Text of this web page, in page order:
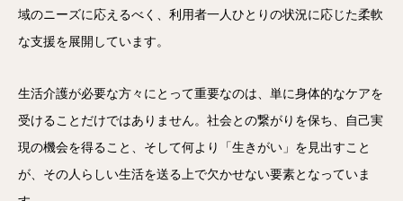
域のニーズに応えるべく、利用者一人ひとりの状況に応じた柔軟
な支援を展開しています。
生活介護が必要な方々にとって重要なのは、単に身体的なケアを
受けることだけではありません。社会との繋がりを保ち、自己実
現の機会を得ること、そして何より「生きがい」を見出すこと
が、その人らしい生活を送る上で欠かせない要素となっていま